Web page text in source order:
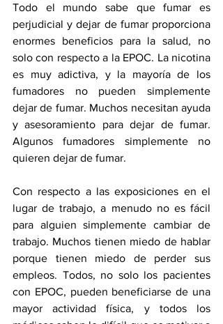
Todo el mundo sabe que fumar es
perjudicial y dejar de fumar proporciona
enormes beneficios para la salud, no
solo con respecto a la EPOC. La nicotina
es muy adictiva, y la mayoría de los
fumadores no pueden simplemente
dejar de fumar. Muchos necesitan ayuda
y asesoramiento para dejar de fumar.
Algunos fumadores simplemente no
quieren dejar de fumar.
Con respecto a las exposiciones en el
lugar de trabajo, a menudo no es fácil
para alguien simplemente cambiar de
trabajo. Muchos tienen miedo de hablar
porque tienen miedo de perder sus
empleos. Todos, no solo los pacientes
con EPOC, pueden beneficiarse de una
mayor actividad física, y todos los